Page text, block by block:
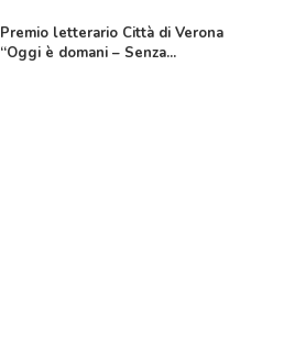
Premio letterario Città di Verona
“Oggi è domani – Senza...